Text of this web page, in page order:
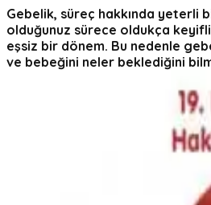
Gebelik, süreç hakkında yeterli
olduğunuz sürece oldukça
eşsiz bir dönem. Bu nedenle
ve bebeğini neler beklediğini